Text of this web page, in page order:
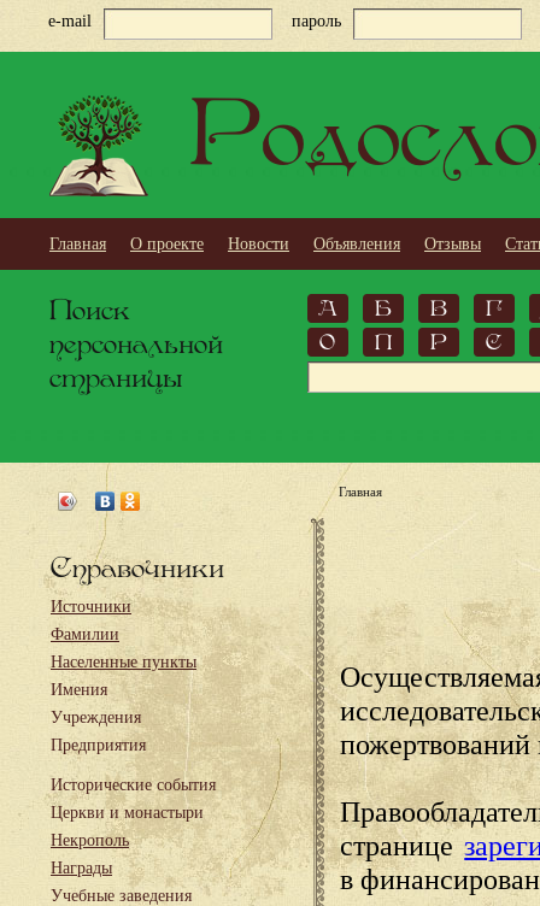
e-mail пароль
Главная О проекте Новости Объявления Отзывы
Поиск
персональной
страницы
А Б В
Г
О
П Р С
Справочники
Источники
Фамилии
Населенные пункты
Имения
Учреждения
Предприятия
Исторические события
Церкви и монастыри
Некрополь
Награды
Учебные заведения
Главная
пожертвований
странице
в